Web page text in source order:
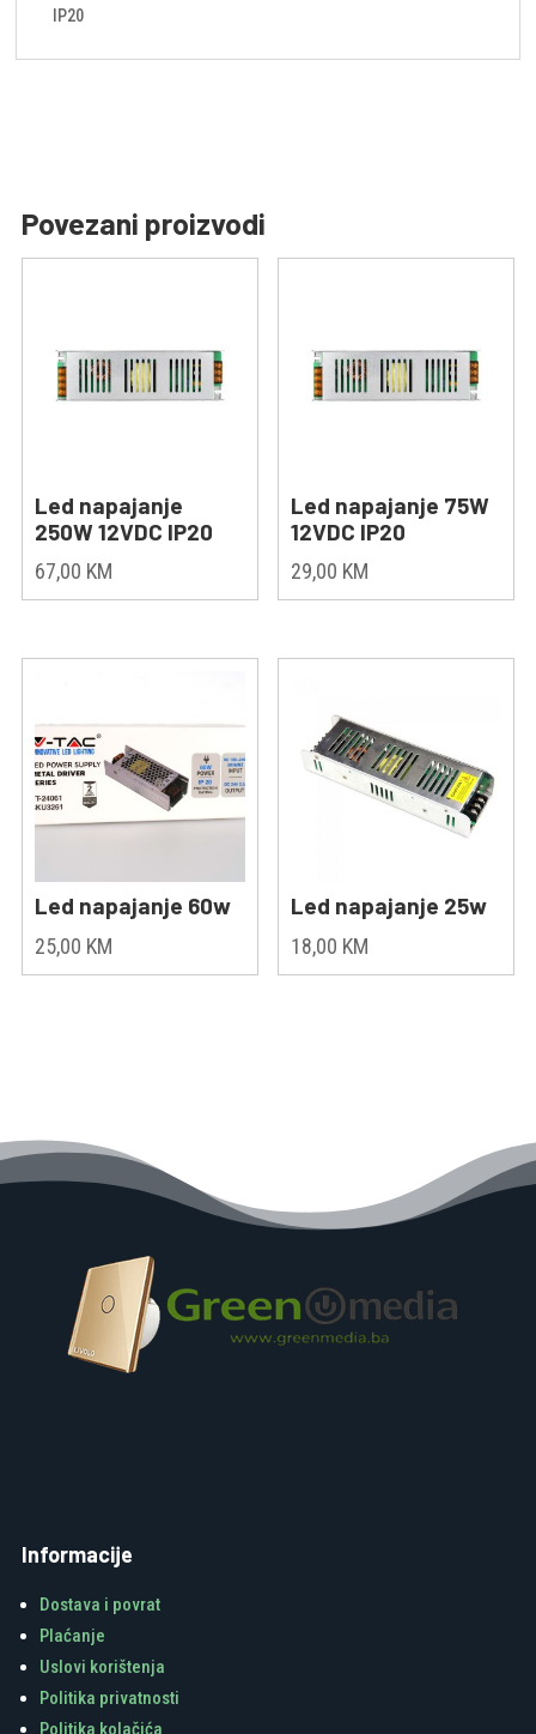
IP20
Povezani proizvodi
Led napajanje
250W 12VDC IP20
67,00 KM
Led napajanje 75W
12VDC IP20
29,00 KM
Led napajanje 60w
25,00 KM
Led napajanje 25w
18,00 KM
Informacije
Dostava i povrat
Plaćanje
Uslovi korištenja
Politika privatnosti
Politika kolačića